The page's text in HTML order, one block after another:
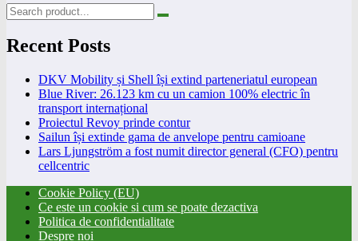
Recent Posts
DKV Mobility și Shell își extind parteneriatul european
Blue River: 26.123 km cu un camion 100% electric în
transport internațional
Proiectul Revoy prinde contur
Sailun își extinde gama de anvelope pentru camioane
Lars Ljungström a fost numit director general (CFO) pentru
cellcentric
Cookie Policy (EU)
Ce este un cookie si cum se poate dezactiva
Politica de confidentialitate
Despre noi